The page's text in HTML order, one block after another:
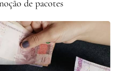
de pacotes